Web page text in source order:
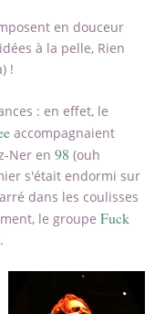
en douceur
à la pelle, Rien
!
: en effet, le
accompagnaient
Ner en98 (ouh
s'était endormi sur
dans les coulisses
le groupeFuck